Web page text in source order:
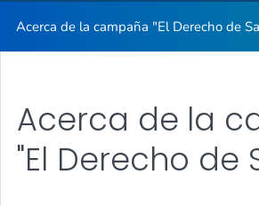
Acerca de la campaña "El Derecho de
Acerca de la
"El Derecho de